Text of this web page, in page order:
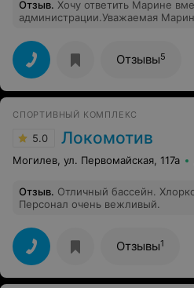
Отзыв. Хочу ответить Марине
администрации.Уважаемая
не пустили не чего парню
превратится в мужчину на тетак
бассейн посещаю 2 раза в
мне не нагрубил. Очень хороший
Отзывы5
СПОРТИВНЫЙ КОМПЛЕКС
5.0 Локомотив
Могилев, ул. Первомайская, 117а
Отзыв. Отличный бассейн.
Персонал очень вежливый.
Отзывы1